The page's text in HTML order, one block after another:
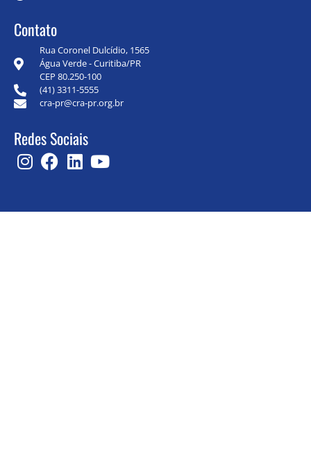
Contato
Rua Coronel Dulcídio, 1565
Água Verde - Curitiba/PR
CEP 80.250-100
(41) 3311-5555
cra-pr@cra-pr.org.br
Redes Sociais